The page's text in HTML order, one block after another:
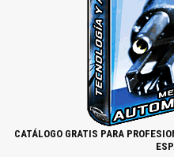
CATÁLOGO GRATIS PARA